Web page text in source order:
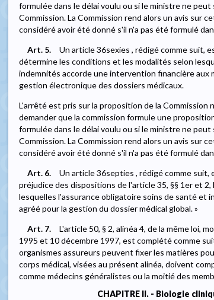
formulée dans le délai voulu ou si le ministre ne
Commission. La Commission rend alors un avis sur
considéré avoir été donné s'il n'a pas été formulé
Art. 5.
Un article 36sexies , rédigé comme suit,
détermine les conditions et les modalités selon
indemnités accorde une intervention financière
gestion électronique des dossiers médicaux.
L'arrêté est pris sur la proposition de la
demander que la commission formule une
formulée dans le délai voulu ou si le ministre ne
Commission. La Commission rend alors un avis sur
considéré avoir été donné s'il n'a pas été formulé
Art. 6.
Un article 36septies , rédigé comme suit,
préjudice des dispositions de l'article 35, §§ 1er et
lesquelles l'assurance obligatoire soins de santé et
agréé pour la gestion du dossier médical global. »
Art. 7.
L'article 50, § 2, alinéa 4, de la même loi,
1995 et 10 décembre 1997, est complété comme
organismes assureurs peuvent fixer les matières
corps médical, visées au présent alinéa, doivent
comme médecins généralistes ou la moitié des
CHAPITRE II. - Biologie